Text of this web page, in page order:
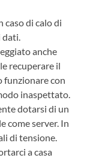
caso di calo di
anche
recuperare il
funzionare con
inaspettato.
dotarsi di un
come server. In
di tensione.
a casa